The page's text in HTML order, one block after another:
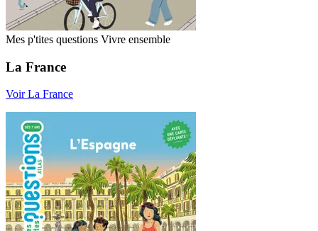
Mes p'tites questions Vivre ensemble
La France
Voir La France